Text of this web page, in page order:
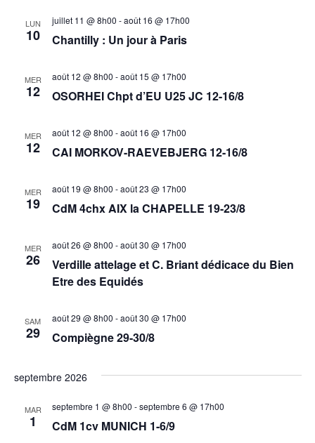
LUN
10 Chantilly : Un jour à Paris
juillet 11 @ 8h00 -août 16 @ 17h00
MER
12 OSORHEI Chpt d’EU U25 JC 12-16/8
août 12 @ 8h00 -août 15 @ 17h00
MER
12 CAI MORKOV-RAEVEBJERG 12-16/8
août 12 @ 8h00 -août 16 @ 17h00
MER
19 CdM 4chx AIX la CHAPELLE 19-23/8
août 19 @ 8h00 -août 23 @ 17h00
MER
26
Verdille attelage et C. Briant dédicace du Bien
Etre des Equidés
août 26 @ 8h00 -août 30 @ 17h00
SAM
29 Compiègne 29-30/8
août 29 @ 8h00 -août 30 @ 17h00
septembre 2026
MAR
1 CdM 1cv MUNICH 1-6/9
septembre 1 @ 8h00 -septembre 6 @ 17h00